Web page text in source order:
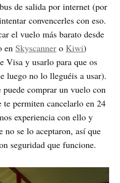
de salida por internet (por
convencerles con eso.
el vuelo más barato desde
en Skyscanner o Kiwi)
Visa y usarlo para que os
luego no lo lleguéis a usar).
comprar un vuelo con
te permiten cancelarlo en 24
experiencia con ello y
no se lo aceptaron, así que
seguridad que funcione.